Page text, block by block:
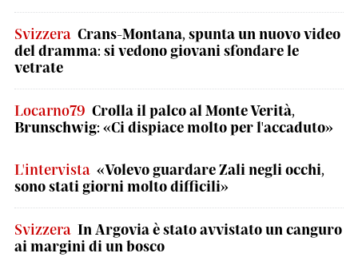
Svizzera Crans-Montana, spunta un nuovo video
del dramma: si vedono giovani sfondare le
vetrate
Locarno79 Crolla il palco al Monte Verità,
Brunschwig: «Ci dispiace molto per l'accaduto»
L'intervista «Volevo guardare Zali negli occhi,
sono stati giorni molto difficili»
Svizzera In Argovia è stato avvistato un canguro
ai margini di un bosco